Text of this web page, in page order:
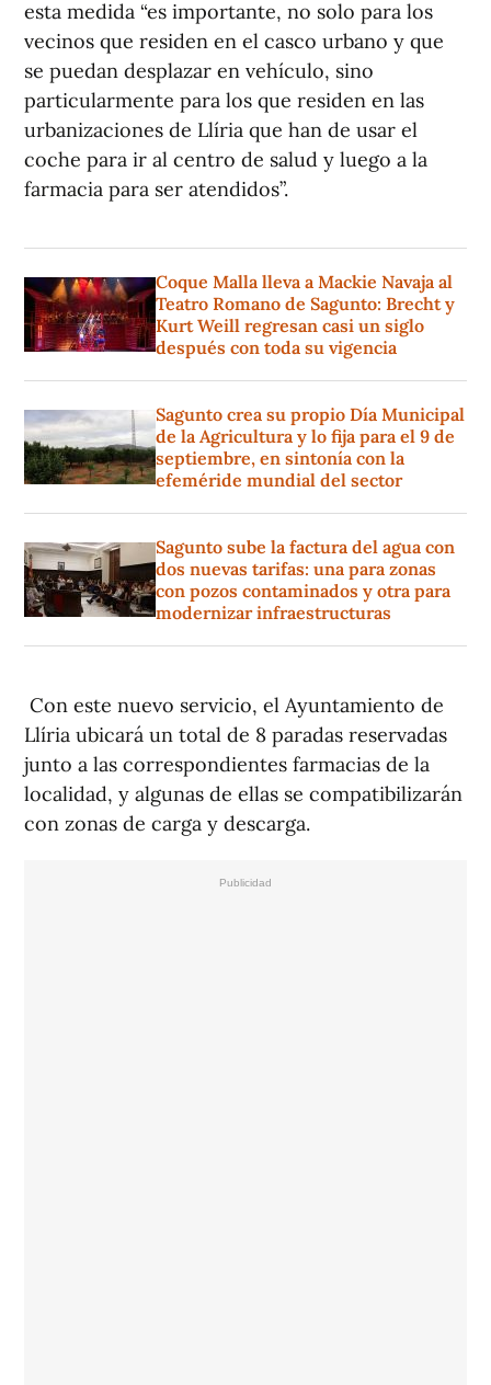
esta medida “es importante, no solo para los
vecinos que residen en el casco urbano y que
se puedan desplazar en vehículo, sino
particularmente para los que residen en las
urbanizaciones de Llíria que han de usar el
coche para ir al centro de salud y luego a la
farmacia para ser atendidos”.
Coque Malla lleva a Mackie Navaja al
Teatro Romano de Sagunto: Brecht y
Kurt Weill regresan casi un siglo
después con toda su vigencia
Sagunto crea su propio Día Municipal
de la Agricultura y lo fija para el 9 de
septiembre, en sintonía con la
efeméride mundial del sector
Sagunto sube la factura del agua con
dos nuevas tarifas: una para zonas
con pozos contaminados y otra para
modernizar infraestructuras
Con este nuevo servicio, el Ayuntamiento de
Llíria ubicará un total de 8 paradas reservadas
junto a las correspondientes farmacias de la
localidad, y algunas de ellas se compatibilizarán
con zonas de carga y descarga.